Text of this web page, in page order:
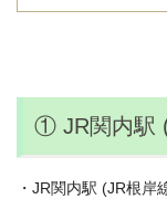
① JR関内駅
・JR関内駅 (JR根岸